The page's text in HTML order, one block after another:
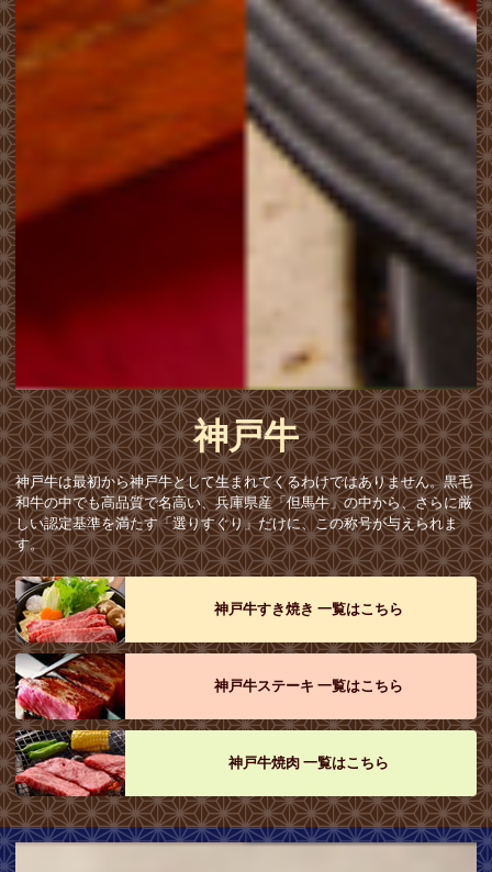
神戸牛
神戸牛は最初から神戸牛として生まれてくるわけではありません。黒毛
和牛の中でも高品質で名高い、兵庫県産「但馬牛」の中から、さらに厳
しい認定基準を満たす「選りすぐり」だけに、この称号が与えられま
す。
神戸牛すき焼き 一覧はこちら
神戸牛ステーキ 一覧はこちら
神戸牛焼肉 一覧はこちら